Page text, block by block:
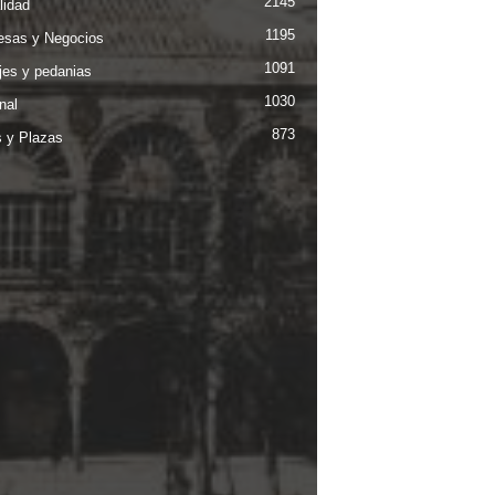
y Negocios 1195
y pedanias 1091
1030
y Plazas 873